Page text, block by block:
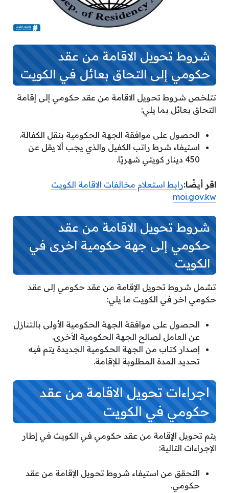
شروط تحويل الاقامة من عقد
حكومي إلى التحاق بعائل في الكويت
تتلخص شروط تحويل الاقامة من عقد حكومي إلى إقامة
التحاق بعائل بما يلي:
الحصول على موافقة الجهة الحكومية بنقل الكفالة.
استيفاء شرط راتب الكفيل والذي يجب ألا يقل عن
450 دينار كويتي شهريًا.
اقر أيضًا:رابط استعلام مخالفات الاقامة الكويت
moi.gov.kw
شروط تحويل الاقامة من عقد
حكومي إلى جهة حكومية اخرى في
الكويت
تشمل شروط تحويل الإقامة من عقد حكومي إلى عقد
حكومي اخر في الكويت ما يلي:
الحصول على موافقة الجهة الحكومية الأولى بالتنازل
عن العامل لصالح الجهة الحكومية الأخرى.
إصدار كتاب من الجهة الحكومية الجديدة يتم فيه
تحديد المدة المطلوبة للإقامة.
اجراءات تحويل الاقامة من عقد
حكومي في الكويت
يتم تحويل الإقامة من عقد حكومي في الكويت في إطار
الإجراءات التالية:
التحقق من استيفاء شروط تحويل الإقامة من عقد
حكومي.